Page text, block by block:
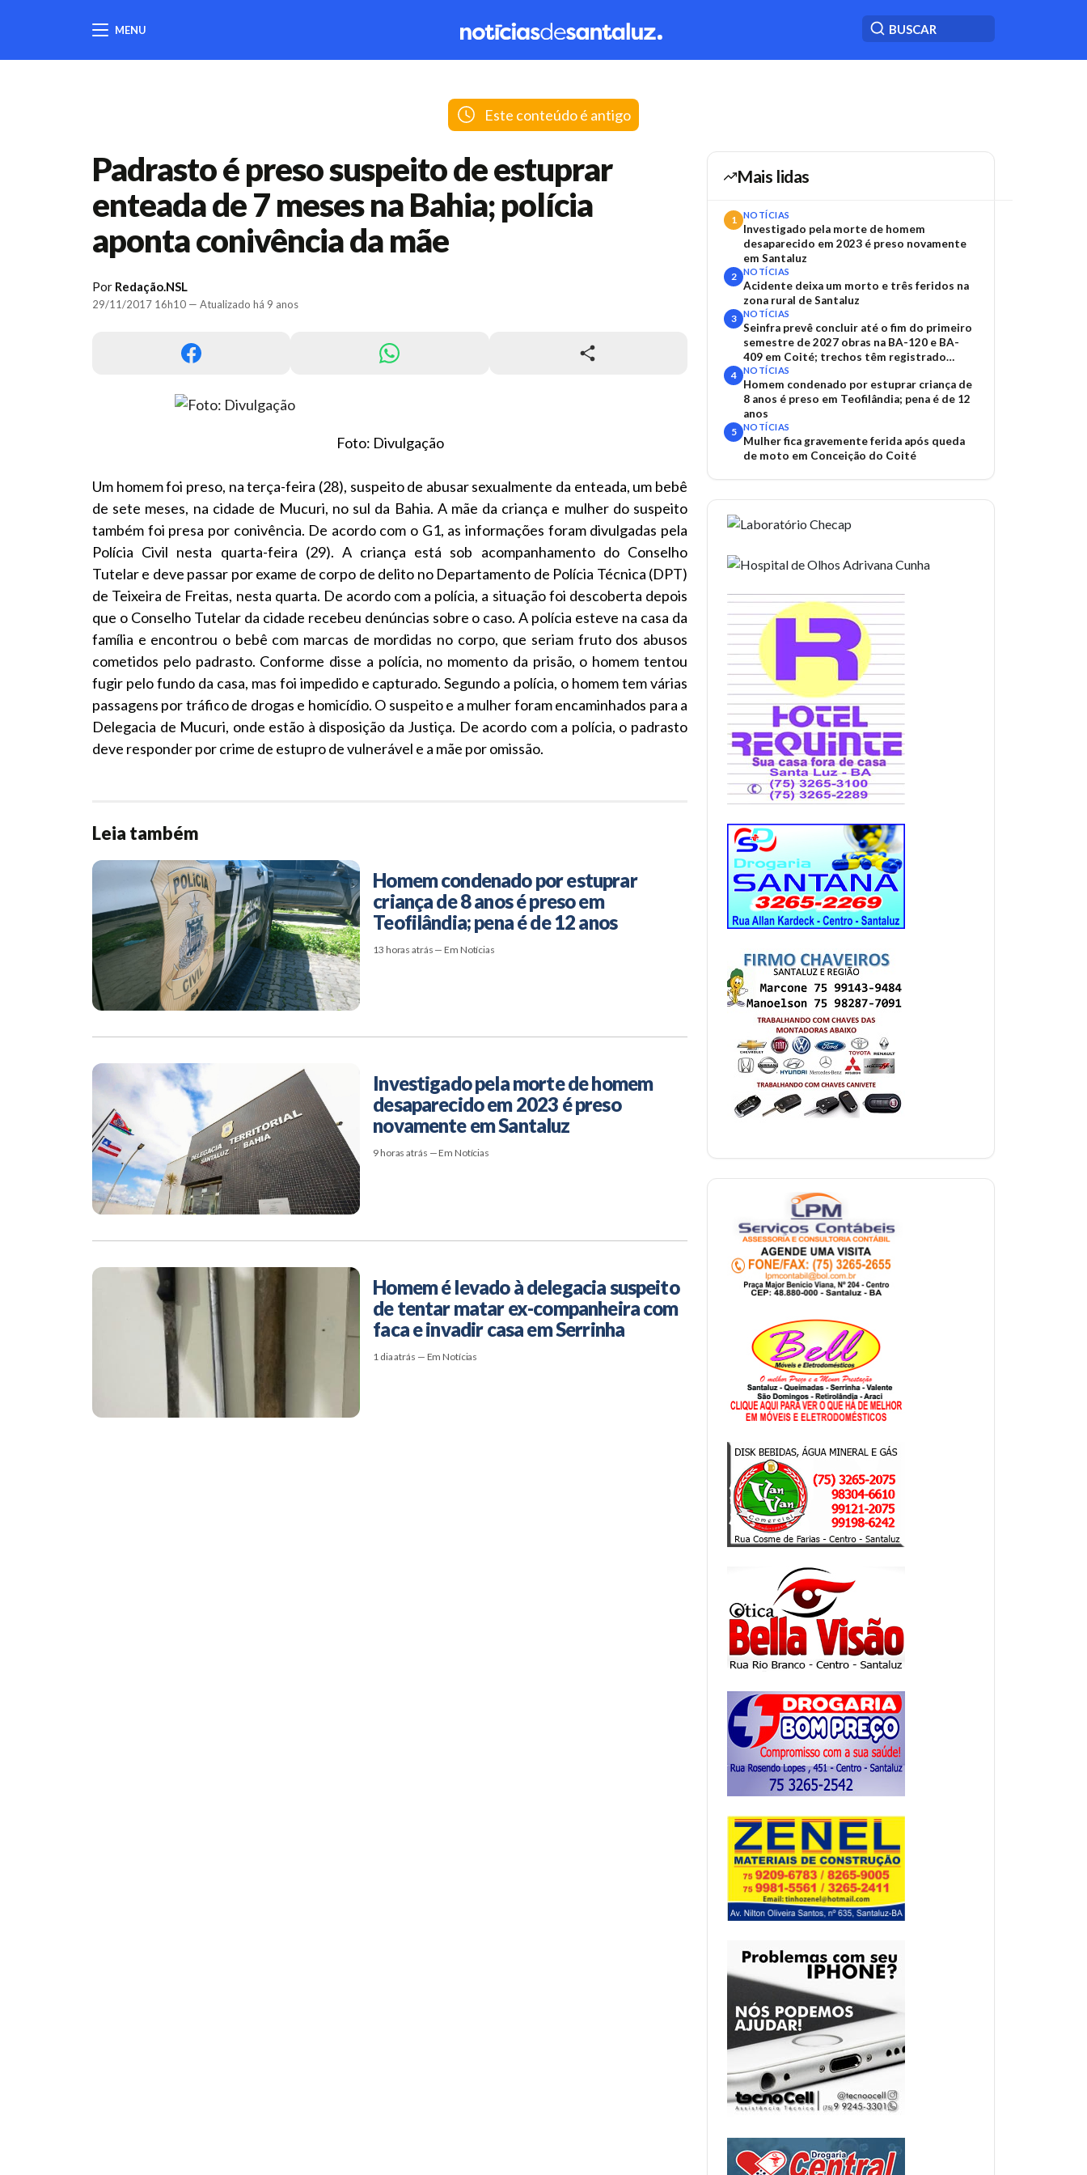
MENU
Este conteúdo é antigo
Padrasto é preso suspeito de estuprar
enteada de 7 meses na Bahia; polícia
aponta conivência da mãe
Por Redação.NSL
29/11/2017 16h10 — Atualizado há 9 anos
Foto: Divulgação
Um homem foi preso, na terça-feira (28), suspeito de abusar sexualmente da enteada, um bebê
de sete meses, na cidade de Mucuri, no sul da Bahia. A mãe da criança e mulher do suspeito
também foi presa por conivência. De acordo com o G1, as informações foram divulgadas pela
Polícia Civil nesta quarta-feira (29). A criança está sob acompanhamento do Conselho
Tutelar e deve passar por exame de corpo de delito no Departamento de Polícia Técnica (DPT)
de Teixeira de Freitas, nesta quarta. De acordo com a polícia, a situação foi descoberta depois
que o Conselho Tutelar da cidade recebeu denúncias sobre o caso. A polícia esteve na casa da
família e encontrou o bebê com marcas de mordidas no corpo, que seriam fruto dos abusos
cometidos pelo padrasto. Conforme disse a polícia, no momento da prisão, o homem tentou
fugir pelo fundo da casa, mas foi impedido e capturado. Segundo a polícia, o homem tem várias
passagens por tráfico de drogas e homicídio. O suspeito e a mulher foram encaminhados para a
Delegacia de Mucuri, onde estão à disposição da Justiça. De acordo com a polícia, o padrasto
deve responder por crime de estupro de vulnerável e a mãe por omissão.
Leia também
Homem condenado por estuprar
criança de 8 anos é preso em
Teofilândia; pena é de 12 anos
13 horas atrás — Em Notícias
Investigado pela morte de homem
desaparecido em 2023 é preso
novamente em Santaluz
9 horas atrás — Em Notícias
Homem é levado à delegacia suspeito
de tentar matar ex-companheira com
faca e invadir casa em Serrinha
1 dia atrás — Em Notícias
Mais lidas
1 NOTÍCIAS
Investigado pela morte de homem
desaparecido em 2023 é preso novamente
em Santaluz
2 NOTÍCIAS
Acidente deixa um morto e três feridos na
zona rural de Santaluz
3 NOTÍCIAS
Seinfra prevê concluir até o fim do primeiro
semestre de 2027 obras na BA-120 e BA-
409 em Coité; trechos têm registrado
acidentes
4 NOTÍCIAS
Homem condenado por estuprar criança de
8 anos é preso em Teofilândia; pena é de 12
anos
5 NOTÍCIAS
Mulher fica gravemente ferida após queda
de moto em Conceição do Coité